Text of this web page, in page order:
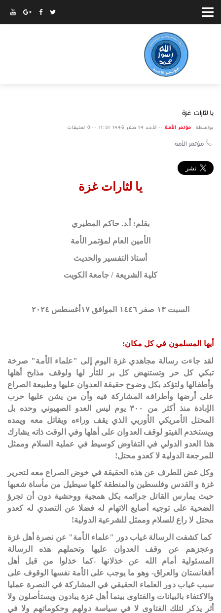
يا لثارات غزة
بواسطة مؤتمر الأمة-- الأحد 14 صفر 1446 11:51 -- 0 تعليقات
مؤتمر الأمة
يا لثارات غزة
‏بقلم: أ.د. حاكم المطيري
‏الأمين العام لمؤتمر الأمة
‏أستاذ التفسير والحديث
‏كلية الشريعة / ‏جامعة الكويت
‏السبت ١٣ صفر ١٤٤٦ الموافق‏ ١٧أغسطس ٢٠٢٤
‏أيها المسلمون في كل مكان:
‏لقد جاءت رسالة مجاهدي غزة اليوم إلى "علماء الأمة" صرخة
تبكي كل حر وتستنهض كل بر للثأر لها ولوقف مذابح أهلها
وأطفالها ولتؤكد بكل وضوح حقيقة العدوان عليها وطبيعة الصراع
على أرضها وأطرافه المشاركة فيه وأن من يشن عليها حرب
الإبادة منذ أكثر من ٣٠٠ يوم ليس العدو الصهيوني وحده بل
المحتل الأمريكي الأوربي الذي يقف وراءه ويقاتل معه ويمده
ويستخدم الفيتو لوقف العدوان على أهلها وفي الوقت ذاته يشارك
هذا العدو الدولي في التفاوض كوسيط في عملية السلام وممثل
للمرجعة الدولية لا كعدو محتل!
‏وكل غض للطرف عن هذه الحقيقة في خوض الصراع معه لتحرير
غزة و القدس وفلسطين والمنطقة كلها سيطيل من مأساة شعبها
حيث يمارس القاتل جرائمه بكل همجية ووحشية دون أن تجرؤ
الضحية على توجيه أصابع الاتهام له فضلا عن التصدي له كعدو
محتل لا راع للسلام وممثل للشرعية الدولية!
‏ كما كشفت الرسالة غياب دور "علماء الأمة" عن نصرة أهل غزة
وعجزهم عن وقف العدوان عليها وتحملهم هذه الرسالة
المسئولية أمام الله عن خذلانها -كما خذلوا من قبل أهل
أفغانستان والعراق- وهو ما يوجب على الأمة نفسها الوقوف على
سبب غياب دور العلماء الحقيقي في المشاركة في النصرة عمليا
والاكتفاء بالبيانات والفتاوى بينما أهل غزة يبادون ويستأصلون ولا
أثر يذكر لتلك الفتاوى لا في سياسة دولهم وحكوماتهم ولا في